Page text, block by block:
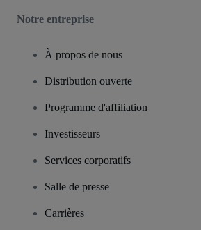
Notre entreprise
À propos de nous
Distribution ouverte
Programme d'affiliation
Investisseurs
Services corporatifs
Salle de presse
Carrières